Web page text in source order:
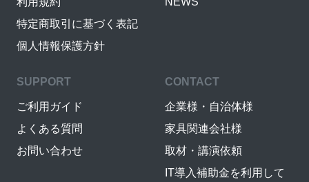
特定商取引に基づく表記
個人情報保護方針
SUPPORT
ご利用ガイド
よくある質問
お問い合わせ
CONTACT
企業様・自治体様
家具関連会社様
取材・講演依頼
IT導入補助金を利用して